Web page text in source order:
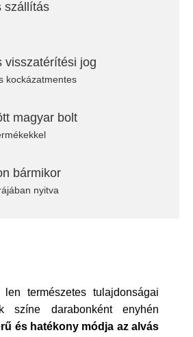
szállítás
visszatérítési jog
kockázatmentes
magyar bolt
bármikor
nyitva
len természetes tulajdonságai
színe darabonként enyhén
és hatékony módja az alvás